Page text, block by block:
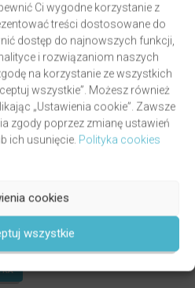
Ci wygodne korzystanie z
treści dostosowane do
dostęp do najnowszych funkcji,
i rozwiązaniom naszych
na korzystanie ze wszystkich
wszystkie”. Możesz również
„Ustawienia cookie”. Zawsze
zgody poprzez zmianę ustawień
ich usunięcie. Polityka cookies
wszystkie
cookies
| DROGA
ks. Krzysztof Grzywocz